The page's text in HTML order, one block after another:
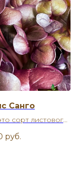
Санго
сорт листового
руб.